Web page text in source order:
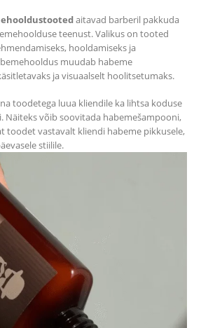
aitavad barberil pakkuda
teenust. Valikus on tooted
hooldamiseks ja
muudab habeme
ja visuaalselt hoolitsetumaks.
toodetega luua kliendile ka lihtsa koduse
Näiteks võib soovitada habemešampooni,
toodet vastavalt kliendi habeme pikkusele,
stiilile.